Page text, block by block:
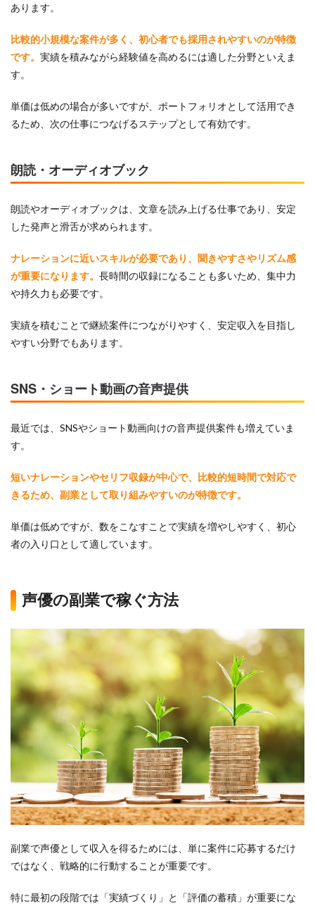
あります。
比較的小規模な案件が多く、初心者でも採用されやすいのが特徴
です。 実績を積みながら経験値を高めるには適した分野といえま
す。
単価は低めの場合が多いですが、ポートフォリオとして活用でき
るため、次の仕事につなげるステップとして有効です。
朗読・オーディオブック
朗読やオーディオブックは、文章を読み上げる仕事であり、安定
した発声と滑舌が求められます。
ナレーションに近いスキルが必要であり、聞きやすさやリズム感
が重要になります。 長時間の収録になることも多いため、集中力
や持久力も必要です。
実績を積むことで継続案件につながりやすく、安定収入を目指し
やすい分野でもあります。
SNS・ショート動画の音声提供
最近では、SNSやショート動画向けの音声提供案件も増えていま
す。
短いナレーションやセリフ収録が中心で、比較的短時間で対応で
きるため、副業として取り組みやすいのが特徴です。
単価は低めですが、数をこなすことで実績を増やしやすく、初心
者の入り口として適しています。
声優の副業で稼ぐ方法
副業で声優として収入を得るためには、単に案件に応募するだけ
ではなく、戦略的に行動することが重要です。
特に最初の段階では「実績づくり」と「評価の蓄積」が重要にな